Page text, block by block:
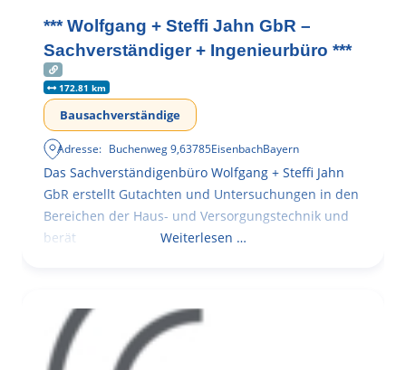
*** Wolfgang + Steffi Jahn GbR –
Sachverständiger + Ingenieurbüro ***
172.81 km
Bausachverständige
Adresse: Buchenweg 9,63785EisenbachBayern
Das Sachverständigenbüro Wolfgang + Steffi Jahn
GbR erstellt Gutachten und Untersuchungen in den
Bereichen der Haus- und Versorgungstechnik und
berät
Weiterlesen …